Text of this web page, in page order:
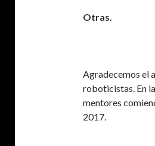
Otras.
Agradecemos el
roboticistas. En
mentores
2017.